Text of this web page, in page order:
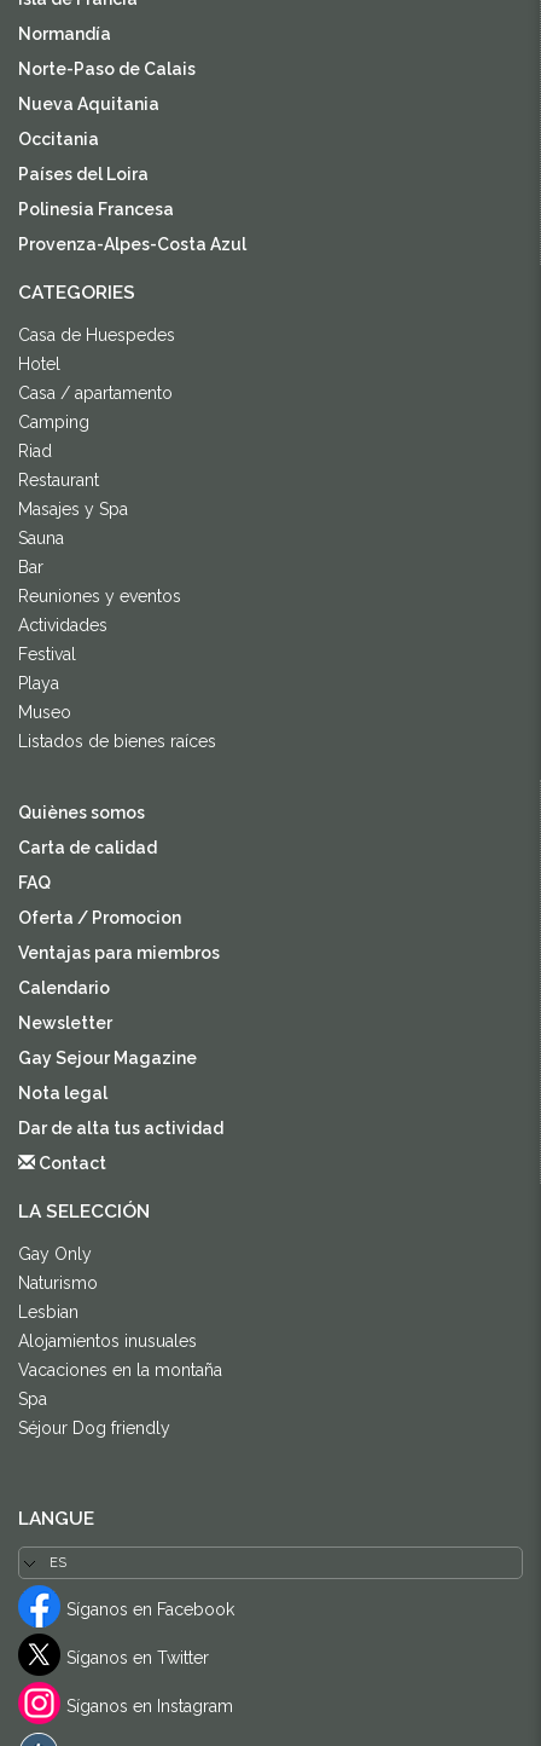
Normandía
Norte-Paso de Calais
Nueva Aquitania
Occitania
Países del Loira
Polinesia Francesa
Provenza-Alpes-Costa Azul
CATEGORIES
Casa de Huespedes
Hotel
Casa / apartamento
Camping
Riad
Restaurant
Masajes y Spa
Sauna
Bar
Reuniones y eventos
Actividades
Festival
Playa
Museo
Listados de bienes raíces
Quiènes somos
Carta de calidad
FAQ
Oferta / Promocion
Ventajas para miembros
Calendario
Newsletter
Gay Sejour Magazine
Nota legal
Dar de alta tus actividad
Contact
LA SELECCIÓN
Gay Only
Naturismo
Lesbian
Alojamientos inusuales
Vacaciones en la montaña
Spa
Séjour Dog friendly
LANGUE
Síganos en Facebook
Síganos en Twitter
Síganos en Instagram